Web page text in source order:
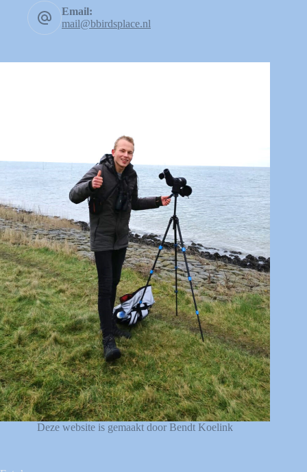
Email:
mail@bbirdsplace.nl
Deze website is gemaakt door Bendt Koelink